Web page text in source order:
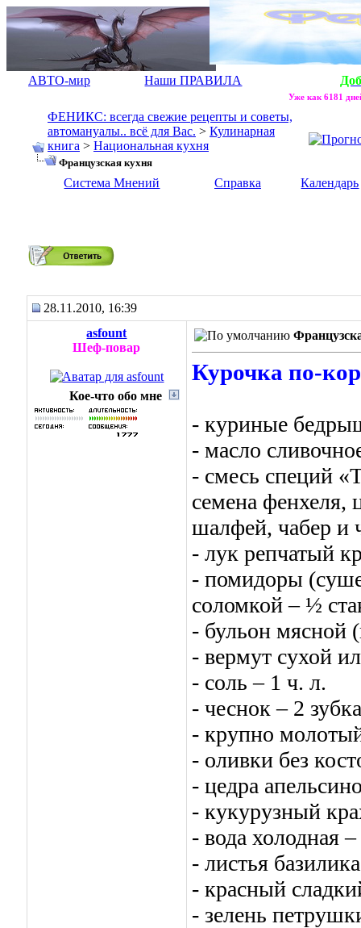
АВТО-мир Наши ПРАВИЛА
Уже как 6181
ФЕНИКС: всегда свежие рецепты и советы,
автомануалы.. всё для Вас. > Кулинарная
книга > Национальная кухня
Французская кухня
Система Мнений Справка Календарь
28.11.2010, 16:39
asfount
Шеф-повар
Кое-что обо мне
Курочка по-
- куриные
- масло
- смесь специй
семена фенхеля,
шалфей, чабер и
- лук репчатый
- помидоры
соломкой – ½
- бульон мясной
- вермут сухой
- соль – 1 ч. л.
- чеснок – 2 зубка
- крупно
- оливки без
- цедра
- кукурузный
- вода холодная –
- листья
- красный
- зелень